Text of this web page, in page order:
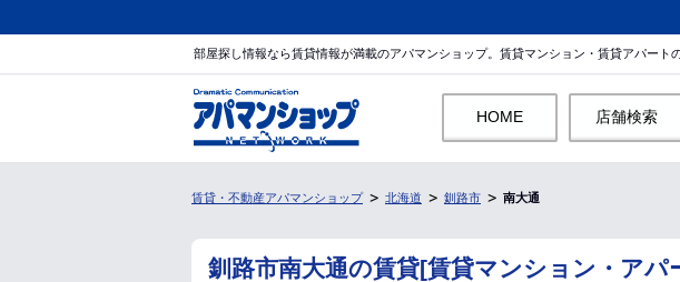
部屋探し情報なら賃貸情報が満載のアパマンショップ。賃貸マンション・賃貸アパート
HOME 店舗検索
賃貸・不動産アパマンショップ 北海道 釧路市 南大通
釧路市南大通の賃貸[賃貸マンション・アパ